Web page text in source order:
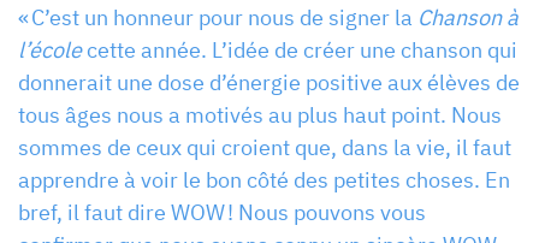
« C’est un honneur pour nous de signer la Chanson à
l’écolecette année. L’idée de créer une chanson qui
donnerait une dose d’énergie positive aux élèves de
tous âges nous a motivés au plus haut point. Nous
sommes de ceux qui croient que, dans la vie, il faut
apprendre à voir le bon côté des petites choses. En
bref, il faut dire WOW ! Nous pouvons vous